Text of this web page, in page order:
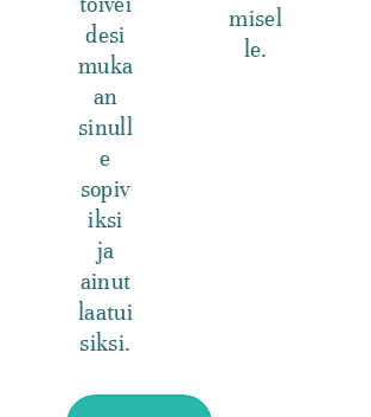
desi
muka
an
sinull
e
sopiv
iksi
ja
ainut
laatui
siksi.
misel
le.